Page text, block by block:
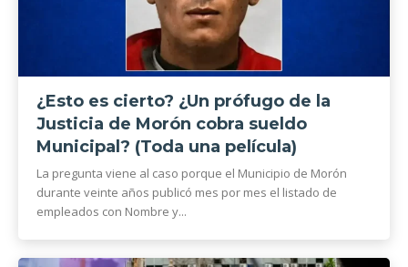
¿Esto es cierto? ¿Un prófugo de la
Justicia de Morón cobra sueldo
Municipal? (Toda una película)
La pregunta viene al caso porque el Municipio de Morón
durante veinte años publicó mes por mes el listado de
empleados con Nombre y...